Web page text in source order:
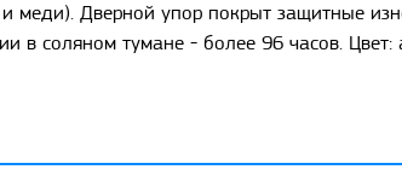
меди). Дверной упор покрыт защитные
в соляном тумане - более 96 часов. Цвет: